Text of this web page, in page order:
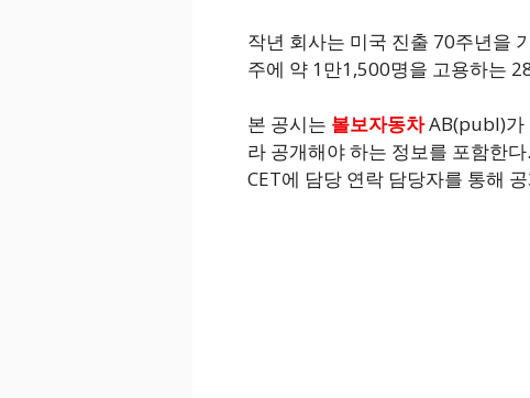
작년 회사는 미국 진출 70주년을
주에 약 1만1,500명을 고용하는
본 공시는 볼보자동차AB(publ)가
라 공개해야 하는 정보를 포함한
CET에 담당 연락 담당자를 통해